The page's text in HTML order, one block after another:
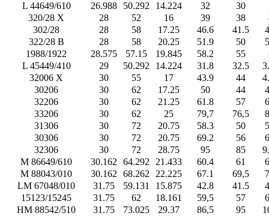
L 44649/610
26.988 50.292 14.224 32 30
320/28 X
28 52 16 39 38
302/28
28 58 17.25 46.6 41.5
322/28 B
28 58 20.25 51.9 50
1988/1922
28.575 57.15 19.845 58.2 55
L 45449/410
29 50.292 14.224 31.8 32.5
32006 X
30 55 17 43.9 44
30206
30 62 17.25 50 44
32206
30 62 21.25 61.8 57
33206
30 62 25 79,7 76,5
31306
30 72 20.75 58.3 50
30306
30 72 20.75 69.2 56
32306
30 72 28.75 95 85
M 86649/610
30.162 64.292 21.433 60.4 61
M 88043/010
30.162 68.262 22.225 67.1 69,5
LM 67048/010
31.75 59.131 15.875 42.8 41.5
15123/15245
31.75 62 18.161 59,5 57
HM 88542/510
31.75 73.025 29.37 86,5 95